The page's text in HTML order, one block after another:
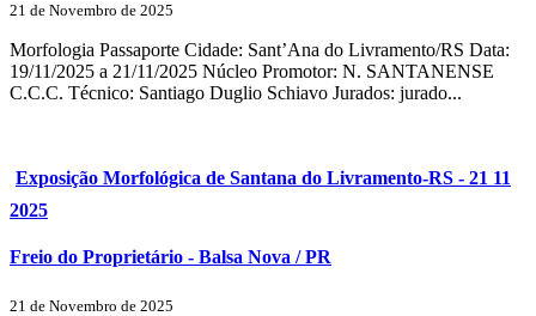
21 de Novembro de 2025
Morfologia Passaporte Cidade: Sant’Ana do Livramento/RS Data:
19/11/2025 a 21/11/2025 Núcleo Promotor: N. SANTANENSE
C.C.C. Técnico: Santiago Duglio Schiavo Jurados: jurado...
Exposição Morfológica de Santana do Livramento-RS - 21 11
2025
Freio do Proprietário - Balsa Nova / PR
21 de Novembro de 2025